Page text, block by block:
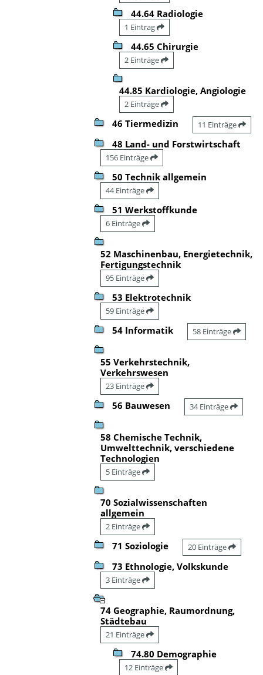
44.64 Radiologie
1 Eintrag
44.65 Chirurgie
2 Einträge
44.85 Kardiologie, Angiologie
2 Einträge
46 Tiermedizin 11 Einträge
48 Land- und Forstwirtschaft
156 Einträge
50 Technik allgemein
44 Einträge
51 Werkstoffkunde
6 Einträge
52 Maschinenbau, Energietechnik,
Fertigungstechnik
95 Einträge
53 Elektrotechnik
59 Einträge
54 Informatik 58 Einträge
55 Verkehrstechnik,
Verkehrswesen
23 Einträge
56 Bauwesen 34 Einträge
58 Chemische Technik,
Umwelttechnik, verschiedene
Technologien
5 Einträge
70 Sozialwissenschaften
allgemein
2 Einträge
71 Soziologie 20 Einträge
73 Ethnologie, Volkskunde
3 Einträge
74 Geographie, Raumordnung,
Städtebau
21 Einträge
74.80 Demographie
12 Einträge